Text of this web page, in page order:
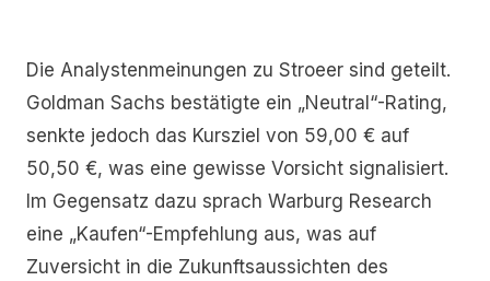
Die Analystenmeinungen zu Stroeer sind geteilt.
Goldman Sachs bestätigte ein „Neutral“-Rating,
senkte jedoch das Kursziel von 59,00 € auf
50,50 €, was eine gewisse Vorsicht signalisiert.
Im Gegensatz dazu sprach Warburg Research
eine „Kaufen“-Empfehlung aus, was auf
Zuversicht in die Zukunftsaussichten des